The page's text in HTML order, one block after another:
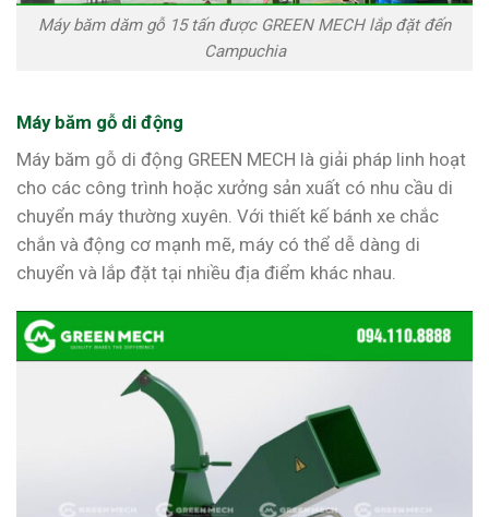
Máy băm dăm gỗ 15 tấn được GREEN MECH lắp đặt đến
Campuchia
Máy băm gỗ di động
Máy băm gỗ di động GREEN MECH là giải pháp linh hoạt
cho các công trình hoặc xưởng sản xuất có nhu cầu di
chuyển máy thường xuyên. Với thiết kế bánh xe chắc
chắn và động cơ mạnh mẽ, máy có thể dễ dàng di
chuyển và lắp đặt tại nhiều địa điểm khác nhau.